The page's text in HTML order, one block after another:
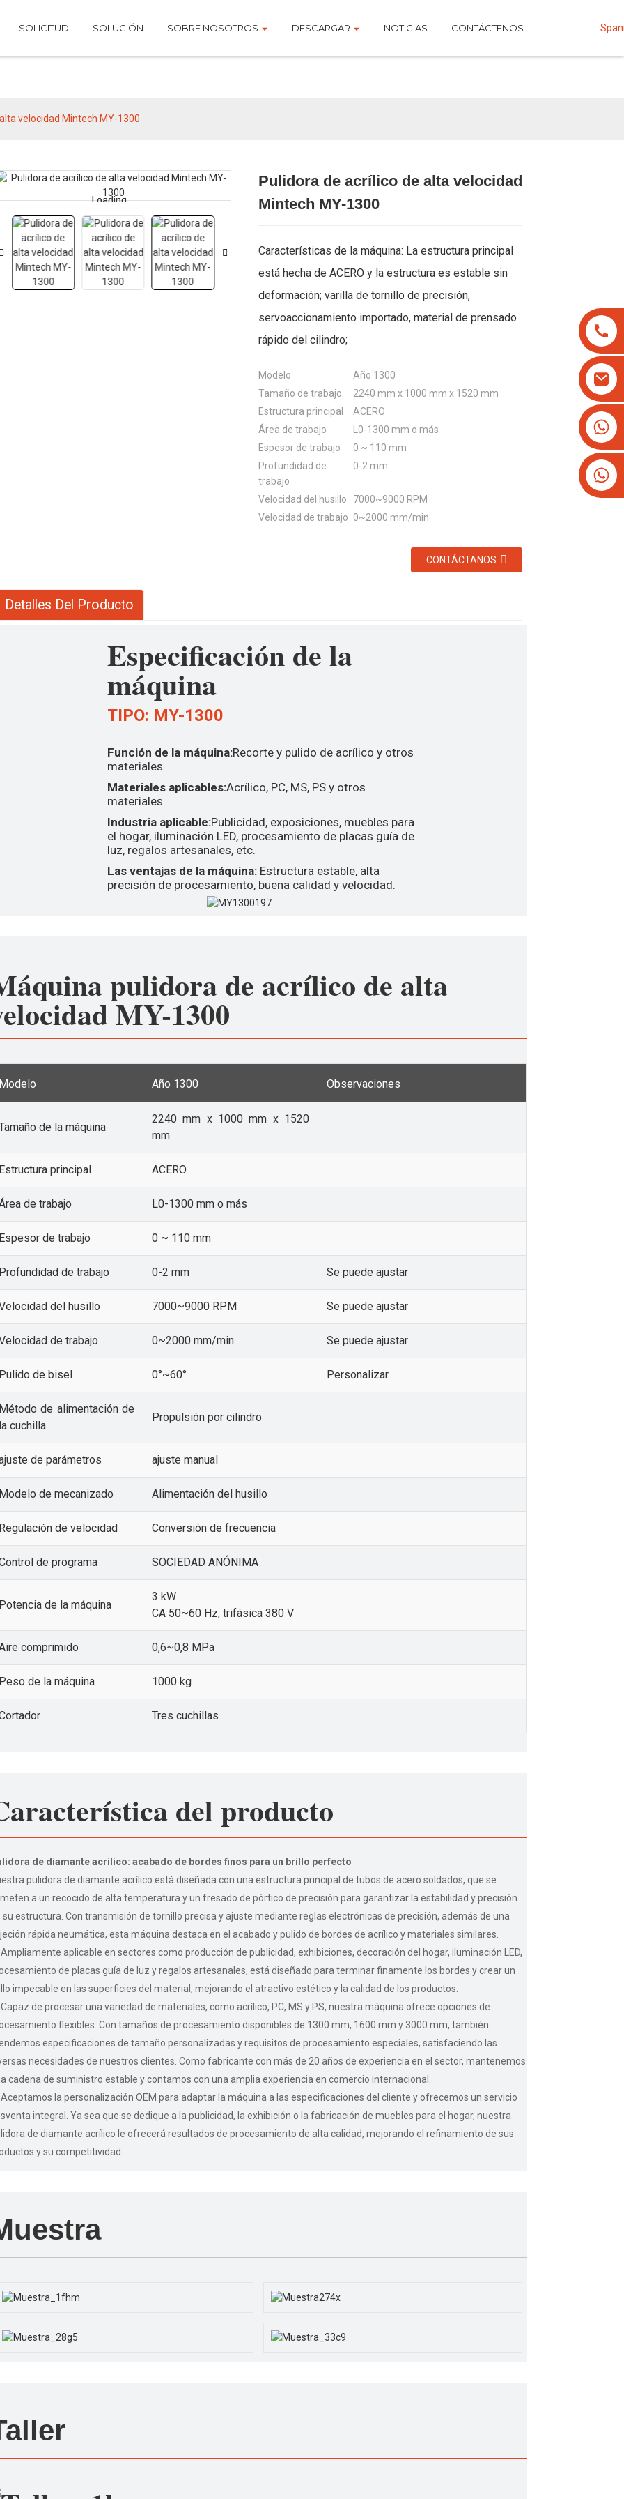
SOLICITUD SOLUCIÓN SOBRE NOSOTROS DESCARGAR NOTICIAS CONTÁCTENOS
Productos
velocidad Mintech MY-1300
Loading...
Loading... Loading...
Loading...
Pulidora de acrílico de alta velocidad
Mintech MY-1300
Características de la máquina: La estructura principal
está hecha de ACERO y la estructura es estable sin
deformación; varilla de tornillo de precisión,
servoaccionamiento importado, material de prensado
rápido del cilindro;
Modelo
Año 1300
Tamaño de trabajo
2240 mm x 1000 mm x 1520 mm
Estructura principal
ACERO
Área de trabajo
L0-1300 mm o más
Espesor de trabajo
0 ~ 110 mm
Profundidad de
trabajo
0-2 mm
Velocidad del husillo
7000~9000 RPM
Velocidad de trabajo 0~2000 mm/min
CONTÁCTANOS
Detalles Del Producto
Especificación de la
máquina
TIPO: MY-1300
Función de la máquina:Recorte y pulido de acrílico y otros
materiales.
Materiales aplicables:Acrílico, PC, MS, PS y otros
materiales.
Industria aplicable:Publicidad, exposiciones, muebles para
el hogar, iluminación LED, procesamiento de placas guía de
luz, regalos artesanales, etc.
Las ventajas de la máquina: Estructura estable, alta
precisión de procesamiento, buena calidad y velocidad.
pulidora de acrílico de alta
MY-1300
Año 1300 Observaciones
de la máquina
2240 mm x 1000 mm x 1520
mm
principal ACERO
de trabajo L0-1300 mm o más
de trabajo 0 ~ 110 mm
de trabajo 0-2 mm Se puede ajustar
del husillo 7000~9000 RPM Se puede ajustar
de trabajo 0~2000 mm/min Se puede ajustar
de bisel 0°~60° Personalizar
de alimentación de
cuchilla
Propulsión por cilindro
de parámetros ajuste manual
de mecanizado Alimentación del husillo
de velocidad Conversión de frecuencia
de programa SOCIEDAD ANÓNIMA
de la máquina
3 kW
CA 50~60 Hz, trifásica 380 V
comprimido 0,6~0,8 MPa
de la máquina 1000 kg
Tres cuchillas
del producto
de diamante acrílico: acabado de bordes finos para un brillo perfecto
pulidora de diamante acrílico está diseñada con una estructura principal de tubos de acero soldados, que se
a un recocido de alta temperatura y un fresado de pórtico de precisión para garantizar la estabilidad y precisión
su estructura. Con transmisión de tornillo precisa y ajuste mediante reglas electrónicas de precisión, además de una
rápida neumática, esta máquina destaca en el acabado y pulido de bordes de acrílico y materiales similares.
aplicable en sectores como producción de publicidad, exhibiciones, decoración del hogar, iluminación LED,
de placas guía de luz y regalos artesanales, está diseñado para terminar finamente los bordes y crear un
impecable en las superficies del material, mejorando el atractivo estético y la calidad de los productos.
de procesar una variedad de materiales, como acrílico, PC, MS y PS, nuestra máquina ofrece opciones de
flexibles. Con tamaños de procesamiento disponibles de 1300 mm, 1600 mm y 3000 mm, también
especificaciones de tamaño personalizadas y requisitos de procesamiento especiales, satisfaciendo las
necesidades de nuestros clientes. Como fabricante con más de 20 años de experiencia en el sector, mantenemos
cadena de suministro estable y contamos con una amplia experiencia en comercio internacional.
la personalización OEM para adaptar la máquina a las especificaciones del cliente y ofrecemos un servicio
integral. Ya sea que se dedique a la publicidad, la exhibición o la fabricación de muebles para el hogar, nuestra
de diamante acrílico le ofrecerá resultados de procesamiento de alta calidad, mejorando el refinamiento de sus
y su competitividad.